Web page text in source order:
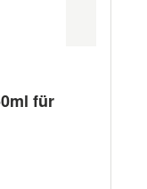
für